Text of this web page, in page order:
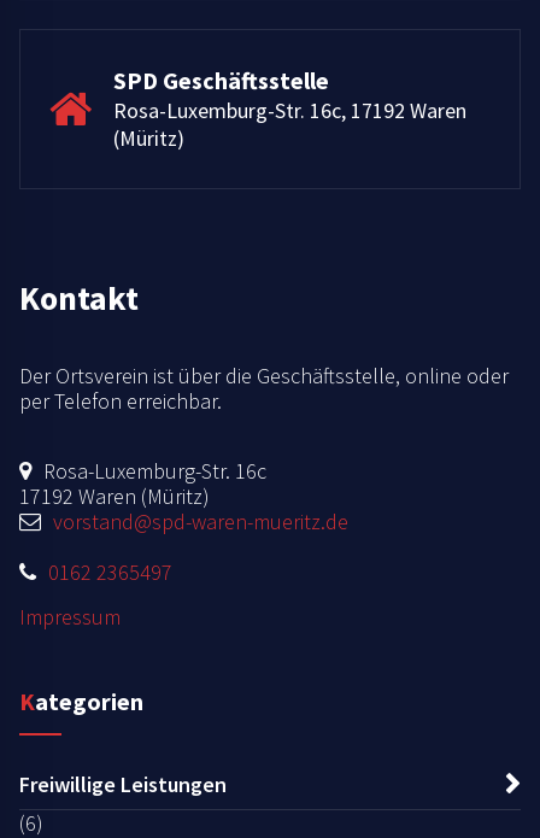
SPD Geschäftsstelle
Rosa-Luxemburg-Str. 16c, 17192 Waren
(Müritz)
Kontakt
Der Ortsverein ist über die Geschäftsstelle, online oder
per Telefon erreichbar.
Rosa-Luxemburg-Str. 16c
17192 Waren (Müritz)
vorstand@spd-waren-mueritz.de
0162 2365497
Impressum
Kategorien
Freiwillige Leistungen
(6)